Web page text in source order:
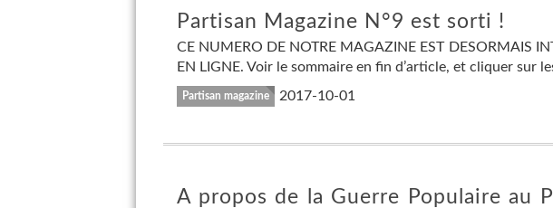
Partisan Magazine N°9 est sorti !
CE NUMERO DE NOTRE MAGAZINE EST DESORMAIS
EN LIGNE. Voir le sommaire en fin d’article, et cliquer sur
Partisan magazine 2017-10-01
A propos de la Guerre Populaire au